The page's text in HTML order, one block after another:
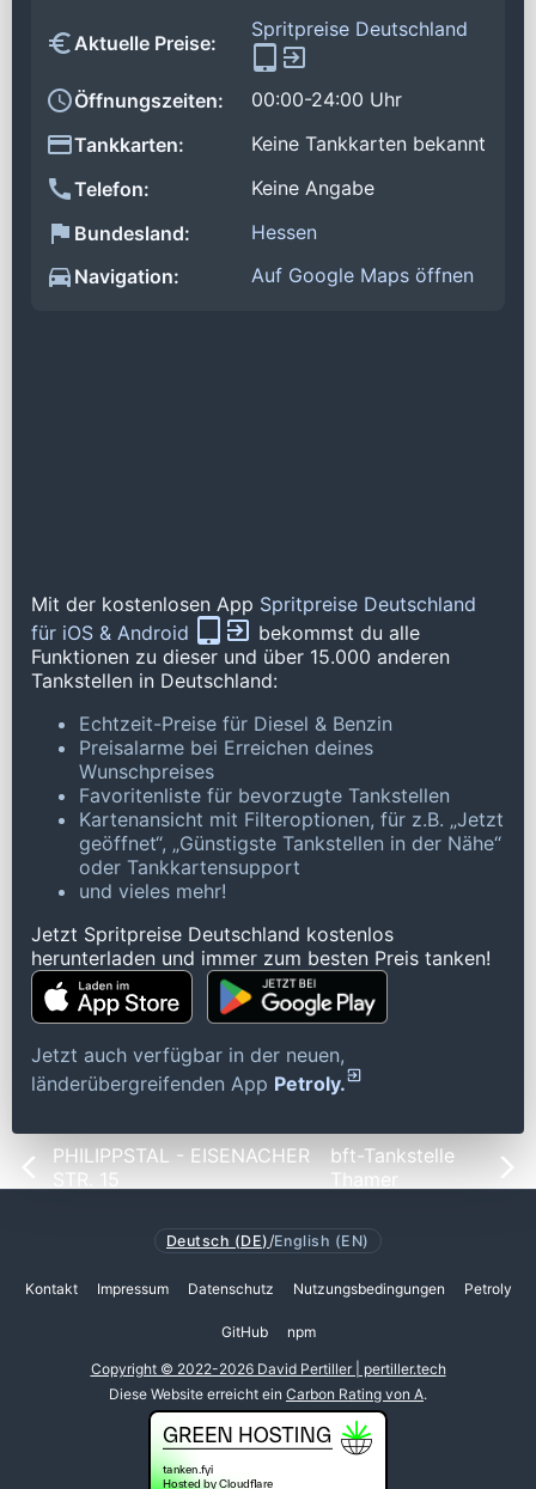
Aktuelle Preise:
Spritpreise Deutschland
Öffnungszeiten:
00:00-24:00 Uhr
Tankkarten:
Keine Tankkarten bekannt
Telefon:
Keine Angabe
Bundesland:
Hessen
Navigation:
Auf Google Maps öffnen
Mit der kostenlosen App Spritpreise Deutschland
für iOS & Android
bekommst du alle
Funktionen zu dieser und über 15.000 anderen
Tankstellen in Deutschland:
Echtzeit-Preise für Diesel & Benzin
Preisalarme bei Erreichen deines
Wunschpreises
Favoritenliste für bevorzugte Tankstellen
Kartenansicht mit Filteroptionen, für z.B. „Jetzt
geöffnet“, „Günstigste Tankstellen in der Nähe“
oder Tankkartensupport
und vieles mehr!
Jetzt Spritpreise Deutschland kostenlos
herunterladen und immer zum besten Preis tanken!
Jetzt auch verfügbar in der neuen,
länderübergreifenden App Petroly.
PHILIPPSTAL - EISENACHER
STR. 15
bft-Tankstelle
Thamer
Deutsch (DE) /English (EN)
Kontakt Impressum Datenschutz Nutzungsbedingungen Petroly
GitHub npm
Copyright © 2022-2026 David Pertiller | pertiller.tech
Diese Website erreicht ein Carbon Rating von A.